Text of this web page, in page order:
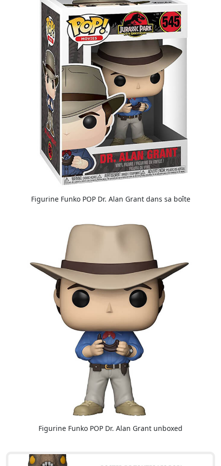
Figurine Funko POP Dr. Alan Grant dans sa boîte
Figurine Funko POP Dr. Alan Grant unboxed